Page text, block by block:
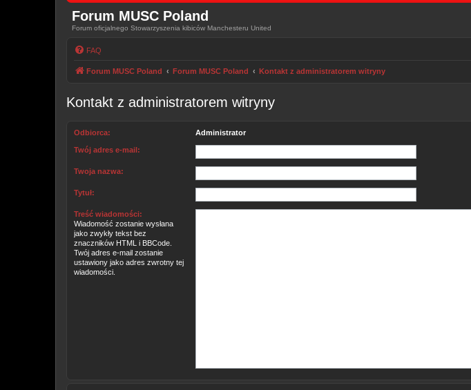
Forum MUSC Poland
Forum oficjalnego Stowarzyszenia kibiców Manchesteru United
FAQ
Forum MUSC Poland Forum MUSC Poland Kontakt z administratorem witryny
Kontakt z administratorem witryny
Odbiorca: Administrator
Twój adres e-mail:
Twoja nazwa:
Tytuł:
Treść wiadomości:
Wiadomość zostanie wysłana
jako zwykły tekst bez
znaczników HTML i BBCode.
Twój adres e-mail zostanie
ustawiony jako adres zwrotny tej
wiadomości.